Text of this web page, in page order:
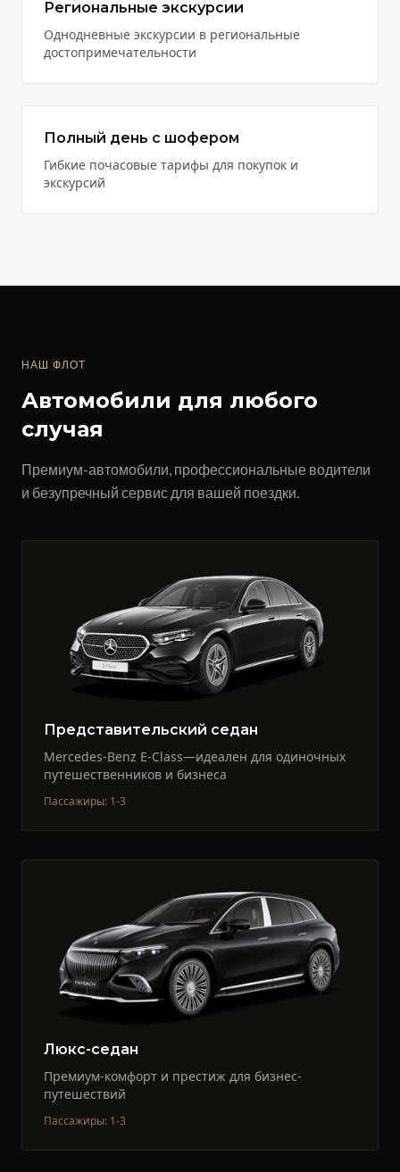
Региональные экскурсии
Однодневные экскурсии в региональные
достопримечательности
Полный день с шофером
Гибкие почасовые тарифы для покупок и
экскурсий
НАШ ФЛОТ
Автомобили для любого
случая
Премиум-автомобили, профессиональные водители
и безупречный сервис для вашей поездки.
Представительский седан
Mercedes-Benz E-Class—идеален для одиночных
путешественников и бизнеса
Пассажиры: 1-3
Люкс-седан
Премиум-комфорт и престиж для бизнес-
путешествий
Пассажиры: 1-3